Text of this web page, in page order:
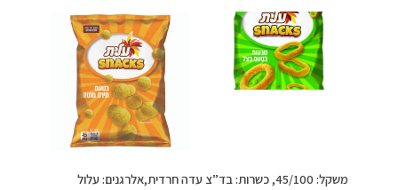
משקל: 45/100, כשרות: בד”צ עדה חרדית,אלרגנים: עלול